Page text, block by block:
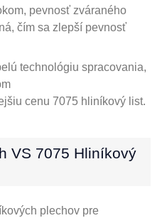
pevnosť zváraného
čím sa zlepší pevnosť
technológiu spracovania,
cenu 7075 hliníkový list.
VS 7075 Hliníkový
plechov pre